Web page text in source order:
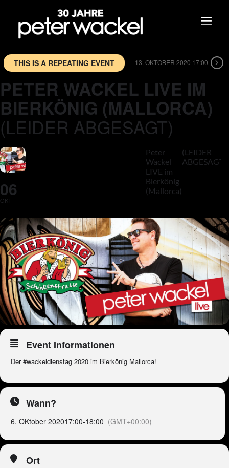
THIS IS A REPEATING EVENT 13. OKTOBER 2020 17:00
PETER WACKEL LIVE IM
BIERKÖNIG (MALLORCA)
(LEIDER ABGESAGT)
06
OKT
Peter
Wackel
LIVE im
Bierkönig
(Mallorca)
(LEIDER
ABGESAGT)
Event Informationen
Der #wackeldienstag 2020 im Bierkönig Mallorca!
Wann?
6. OKtober 202017:00-18:00 (GMT+00:00)
Ort